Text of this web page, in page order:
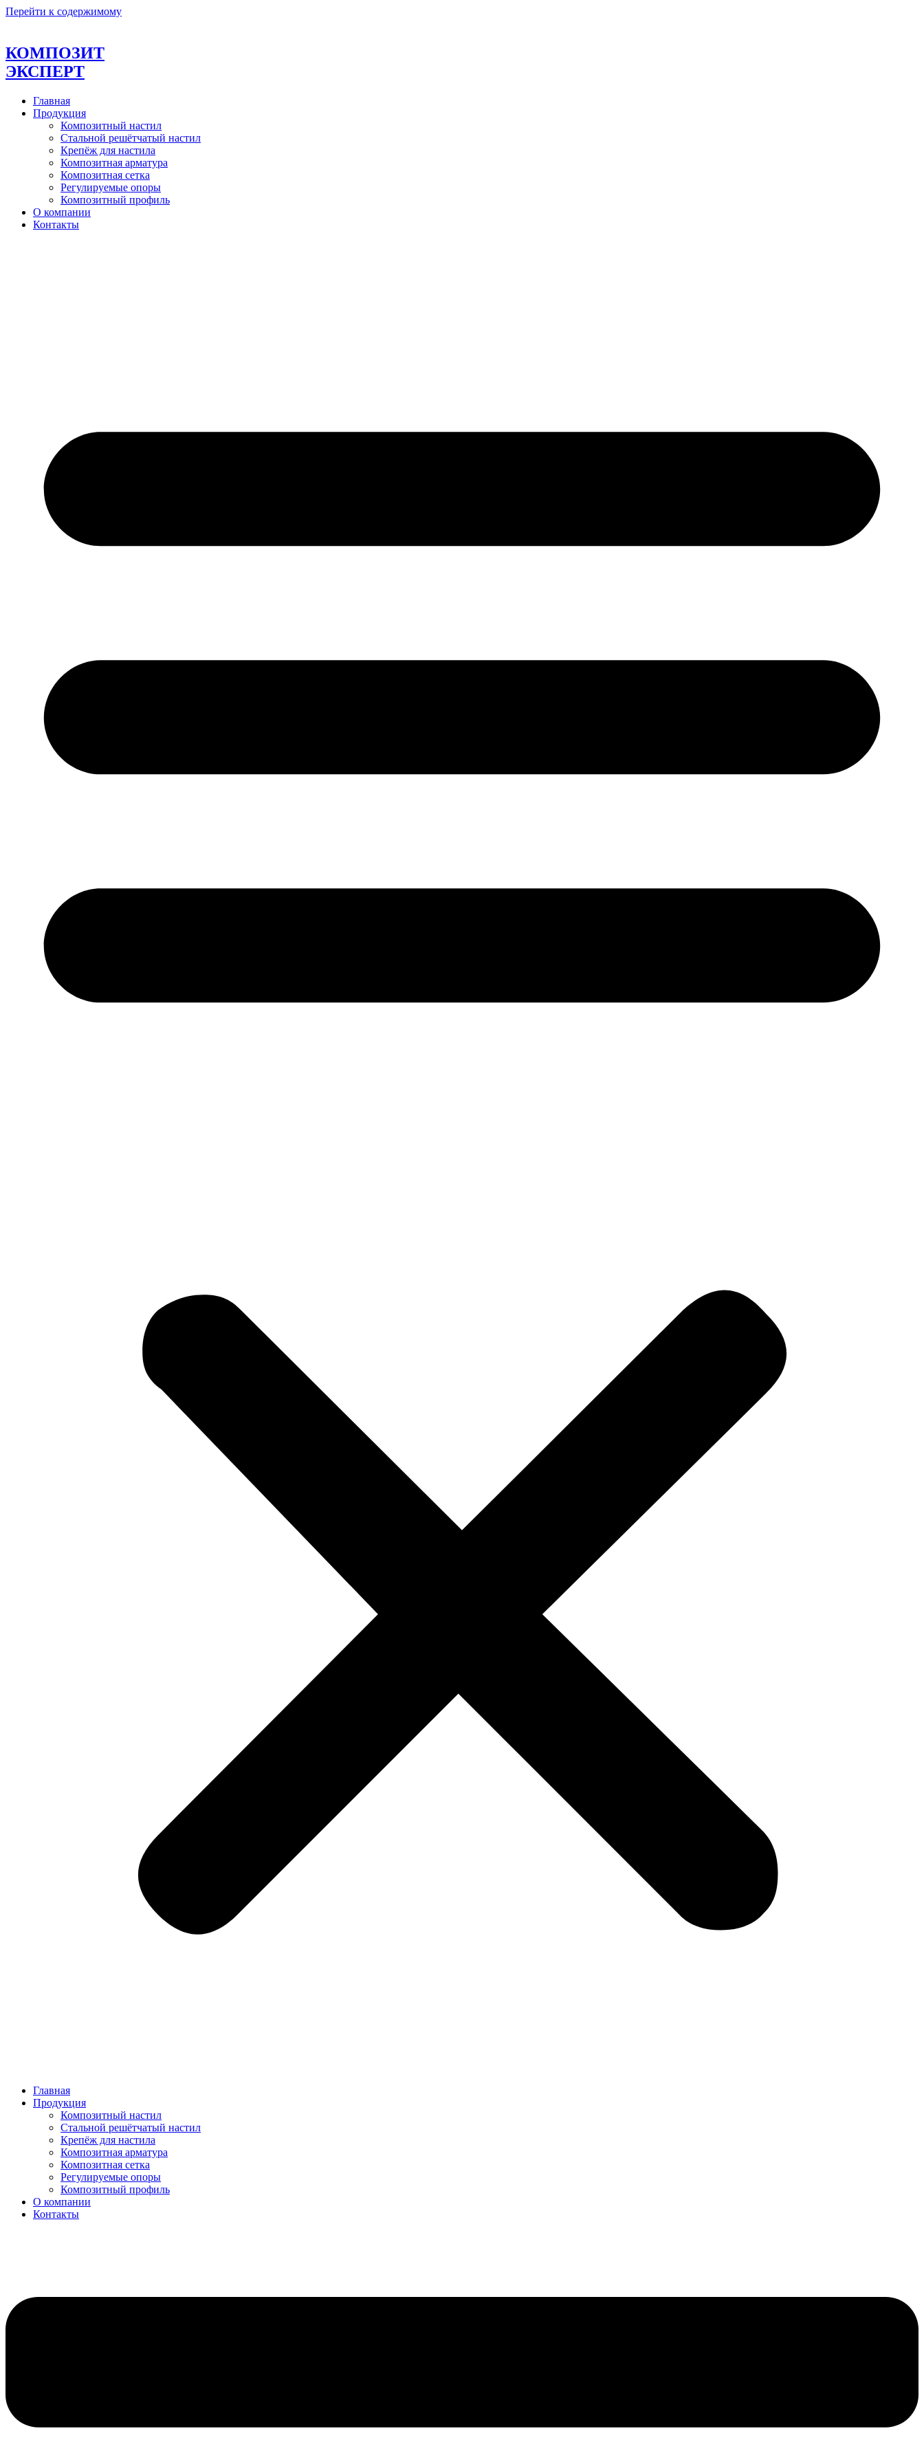
Перейти к содержимому
КОМПОЗИТ
ЭКСПЕРТ
Главная
Продукция
Композитный настил
Стальной решётчатый настил
Крепёж для настила
Композитная арматура
Композитная сетка
Регулируемые опоры
Композитный профиль
О компании
Контакты
Главная
Продукция
Композитный настил
Стальной решётчатый настил
Крепёж для настила
Композитная арматура
Композитная сетка
Регулируемые опоры
Композитный профиль
О компании
Контакты